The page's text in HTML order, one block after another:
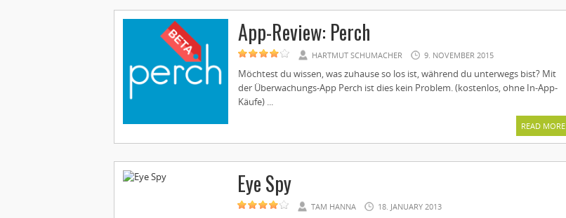
App-Review: Perch
HARTMUT SCHUMACHER 9. NOVEMBER 2015
Möchtest du wissen, was zuhause so los ist, während du unterwegs bist? Mit
der Überwachungs-App Perch ist dies kein Problem. (kostenlos, ohne In-App-
Käufe) ...
READ MORE
Eye Spy
TAM HANNA 18. JANUARY 2013